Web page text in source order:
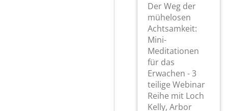
Der Weg der
mühelosen
Achtsamkeit:
Mini-
Meditationen
für das
Erwachen - 3
teilige Webinar
Reihe mit Loch
Kelly, Arbor